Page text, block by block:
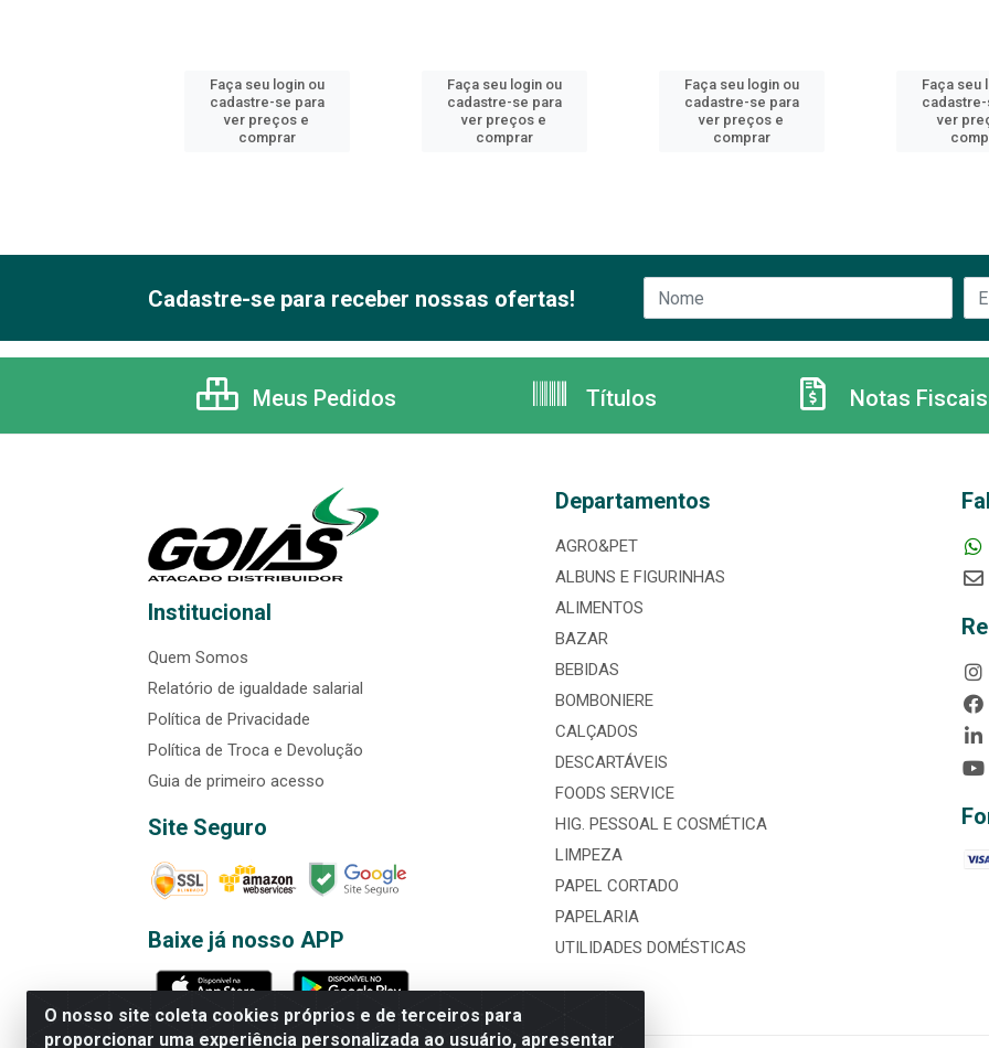
Faça seu login ou
cadastre-se para
ver preços e
comprar
Faça seu login ou
cadastre-se para
ver preços e
comprar
Faça seu login ou
cadastre-se para
ver preços e
comprar
Faça seu
ver
O nosso site coleta cookies próprios e de terceiros para
proporcionar uma experiência personalizada ao usuário, apresentar
Cadastre-se para receber nossas ofertas!
Meus Pedidos Títulos Notas Fiscais
Institucional
Quem Somos
Relatório de igualdade salarial
Política de Privacidade
Política de Troca e Devolução
Guia de primeiro acesso
Site Seguro
Baixe já nosso APP
Departamentos
AGRO&PET
ALBUNS E FIGURINHAS
ALIMENTOS
BAZAR
BEBIDAS
BOMBONIERE
CALÇADOS
DESCARTÁVEIS
FOODS SERVICE
HIG. PESSOAL E COSMÉTICA
LIMPEZA
PAPEL CORTADO
PAPELARIA
UTILIDADES DOMÉSTICAS